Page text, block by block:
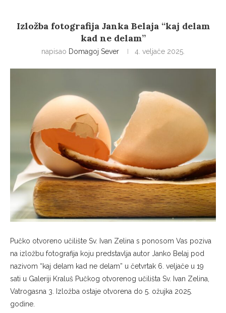
Izložba fotografija Janka Belaja “kaj delam
kad ne delam”
napisao Domagoj Sever 4. veljače 2025.
Pučko otvoreno učilište Sv. Ivan Zelina s ponosom Vas poziva
na izložbu fotografija koju predstavlja autor Janko Belaj pod
nazivom “kaj delam kad ne delam” u četvrtak 6. veljače u 19
sati u Galeriji Kraluš Pučkog otvorenog učilišta Sv. Ivan Zelina,
Vatrogasna 3. Izložba ostaje otvorena do 5. ožujka 2025.
godine.